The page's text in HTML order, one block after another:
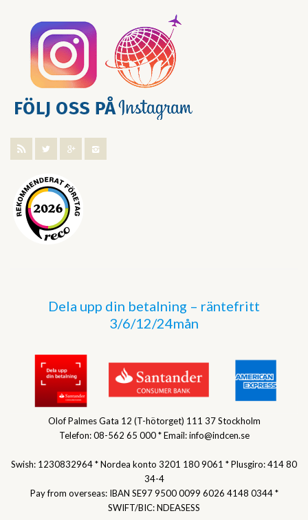
Dela upp din betalning – räntefritt
3/6/12/24mån
Olof Palmes Gata 12 (T-hötorget) 111 37 Stockholm
Telefon: 08-562 65 000 * Email: info@indcen.se
Swish: 1230832964 * Nordea konto 3201 180 9061 * Plusgiro: 414 80
34-4
Pay from overseas: IBAN SE97 9500 0099 6026 4148 0344 *
SWIFT/BIC: NDEASESS